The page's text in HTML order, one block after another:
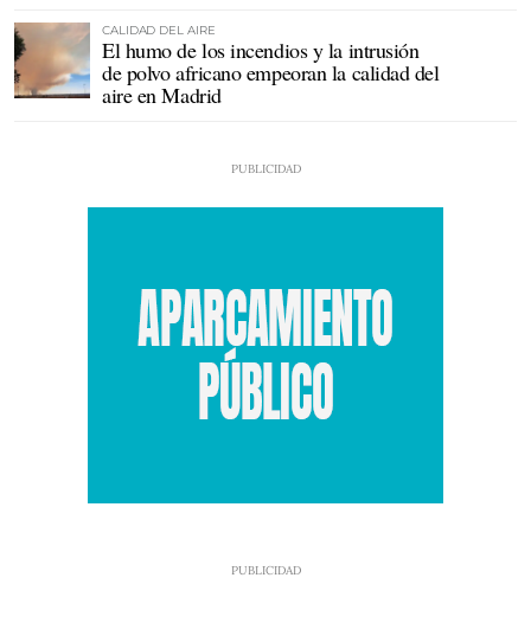
CALIDAD DEL AIRE
El humo de los incendios y la intrusión
de polvo africano empeoran la calidad del
aire en Madrid